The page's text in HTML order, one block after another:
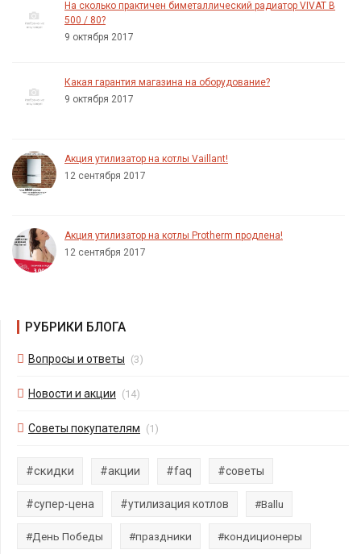
На сколько практичен биметаллический радиатор VIVAT B
500 / 80?
9 октября 2017
Какая гарантия магазина на оборудование?
9 октября 2017
Акция утилизатор на котлы Vaillant!
12 сентября 2017
Акция утилизатор на котлы Protherm продлена!
12 сентября 2017
РУБРИКИ БЛОГА
Вопросы и ответы (3)
Новости и акции (14)
Советы покупателям (1)
#скидки #акции #faq #советы
#супер-цена #утилизация котлов #Ballu
#День Победы #праздники #кондиционеры